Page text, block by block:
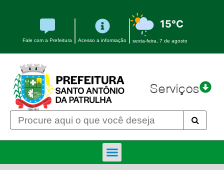
Fale com a Prefeitura Acesso a informação
15°C
sexta-feira, 7 de agosto
Serviços